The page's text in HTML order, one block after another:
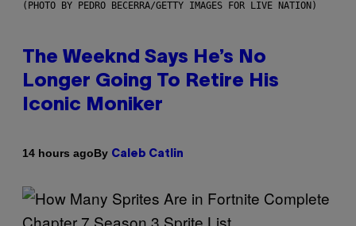
(PHOTO BY PEDRO BECERRA/GETTY IMAGES FOR LIVE NATION)
The Weeknd Says He’s No
Longer Going To Retire His
Iconic Moniker
14 hours agoBy Caleb Catlin